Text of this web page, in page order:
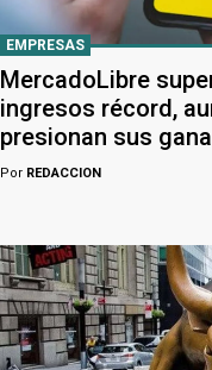
EMPRESAS
MercadoLibre
ingresos récord,
presionan sus
Por REDACCION